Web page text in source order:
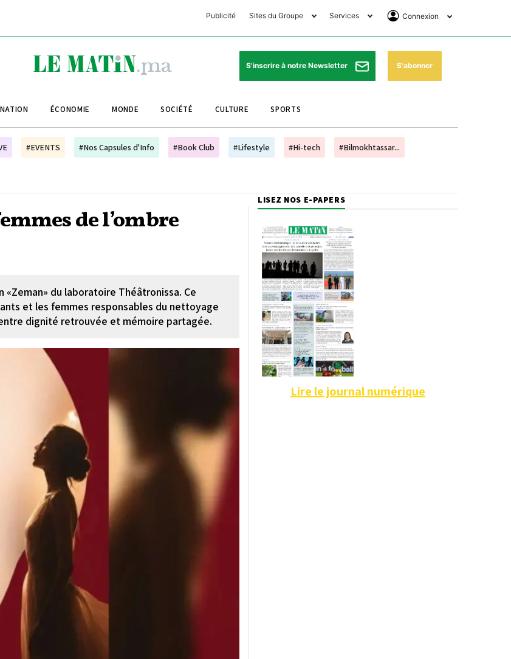
Publicité Sites du Groupe
Club Avantages
Le Matin Sports
Le Matin Store
Le Matin Annonces
Morocco Today Forum
Bookclub
Services
Horaires de prières
Pharmacies de garde
Programme TV
Cinéma
Connexion
Se Connecter
Abonnement
S'inscrire à notre Newsletter S'abonner
NATION ÉCONOMIE MONDE SOCIÉTÉ CULTURE SPORTS
#EVENTS #Nos Capsules d'Info #Book Club #Lifestyle #Hi-tech #Bilmokhtassar...
de l’ombre
«Zeman» du laboratoire Théâtronissa. Ce
et les femmes responsables du nettoyage
dignité retrouvée et mémoire partagée.
LISEZ NOS E-PAPERS
Lire le journal numérique